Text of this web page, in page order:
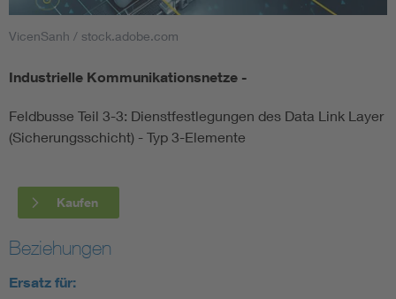
Smart Cities
DKE Fachinformationen im Kontext der Normung
Blitzschutz: DIN EN 62305 in der Übersicht
DIN VDE 0100 für sichere Elektroinstallationen
VicenSanh / stock.adobe.com
Industrielle Kommunikationsnetze -
Feldbusse Teil 3-3: Dienstfestlegungen des Data Link Layer
(Sicherungsschicht) - Typ 3-Elemente
Kaufen
Beziehungen
Ersatz für: